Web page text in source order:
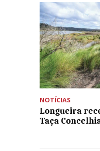
NOTÍCIAS
Longueira
Taça